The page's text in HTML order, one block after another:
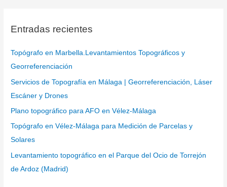
Entradas recientes
Topógrafo en Marbella.Levantamientos Topográficos y
Georreferenciación
Servicios de Topografía en Málaga | Georreferenciación, Láser
Escáner y Drones
Plano topográfico para AFO en Vélez-Málaga
Topógrafo en Vélez-Málaga para Medición de Parcelas y
Solares
Levantamiento topográfico en el Parque del Ocio de Torrejón
de Ardoz (Madrid)